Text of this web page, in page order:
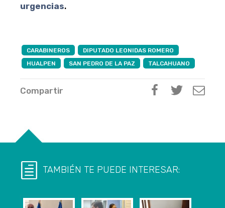
urgencias.
CARABINEROS
DIPUTADO LEONIDAS ROMERO
HUALPEN
SAN PEDRO DE LA PAZ TALCAHUANO
Compartir
TAMBIÉN TE PUEDE INTERESAR: